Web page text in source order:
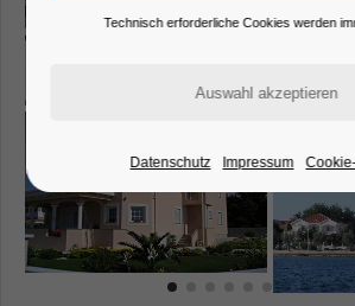
Technisch erforderliche Cookies werden
Datenschutz Impressum